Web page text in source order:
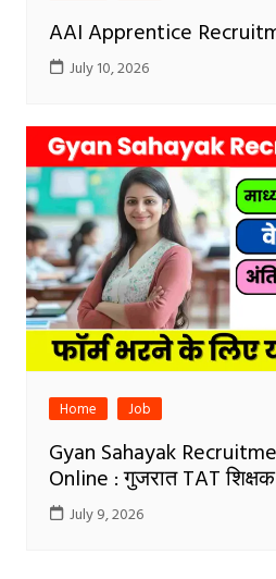
AAI Apprentice
July 10, 2026
Home Job
Gyan Sahayak
Online : गुजरात TAT शिक्षक
July 9, 2026